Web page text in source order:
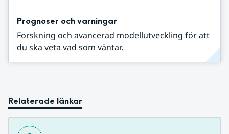
Prognoser och varningar
Forskning och avancerad modellutveckling för att
du ska veta vad som väntar.
Relaterade länkar